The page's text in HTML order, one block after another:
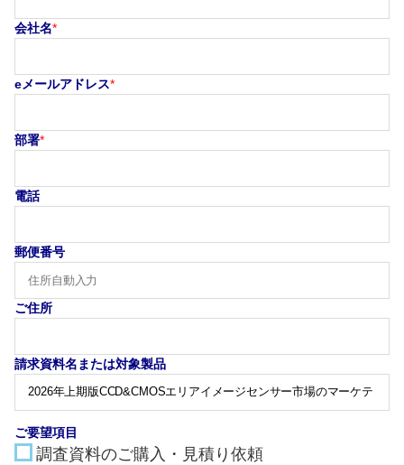
会社名*
eメールアドレス*
部署*
電話
郵便番号
ご住所
請求資料名または対象製品
ご要望項目
調査資料のご購入・見積り依頼